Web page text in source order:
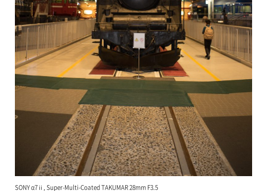
SONY α7ⅱ, Super-Multi-Coated TAKUMAR 28mm F3.5